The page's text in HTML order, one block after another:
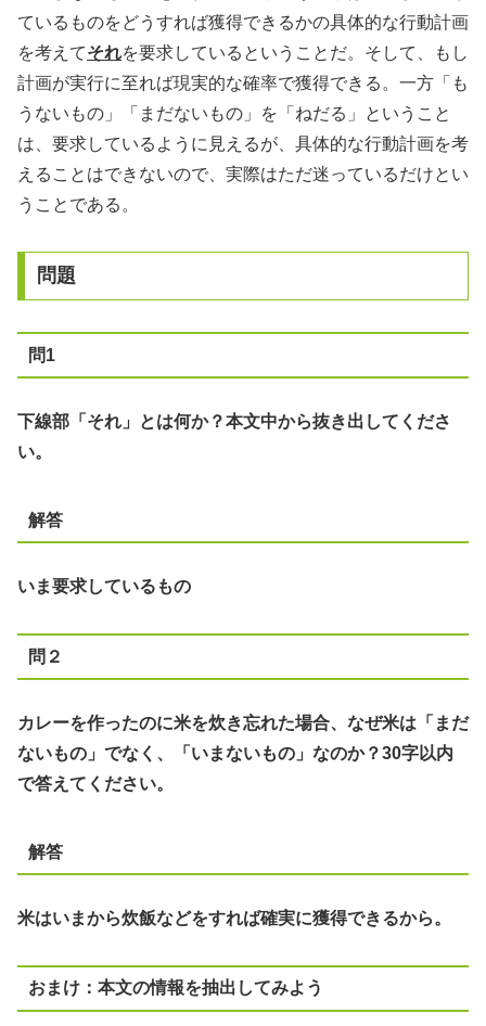
ているものをどうすれば獲得できるかの具体的な行動計画
を考えてそれを要求しているということだ。そして、もし
計画が実行に至れば現実的な確率で獲得できる。一方「も
うないもの」「まだないもの」を「ねだる」ということ
は、要求しているように見えるが、具体的な行動計画を考
えることはできないので、実際はただ迷っているだけとい
うことである。
問題
問1
下線部「それ」とは何か？本文中から抜き出してくださ
い。
解答
いま要求しているもの
問２
カレーを作ったのに米を炊き忘れた場合、なぜ米は「まだ
ないもの」でなく、「いまないもの」なのか？30字以内
で答えてください。
解答
米はいまから炊飯などをすれば確実に獲得できるから。
おまけ：本文の情報を抽出してみよう